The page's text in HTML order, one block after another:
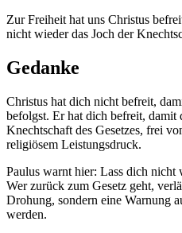
Zur Freiheit hat uns Christus
nicht wieder das Joch der
Gedanke
Christus hat dich nicht befreit,
befolgst. Er hat dich befreit, damit
Knechtschaft des Gesetzes, frei
religiösem Leistungsdruck.
Paulus warnt hier: Lass dich nicht
Wer zurück zum Gesetz geht,
Drohung, sondern eine Warnung
werden.